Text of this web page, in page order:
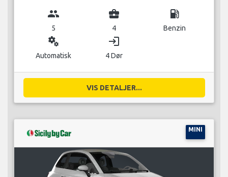
group
5
business_center
4
local_gas_station
Benzin
miscellaneous_services
Automatisk
login
4 Dør
VIS DETALJER...
MINI